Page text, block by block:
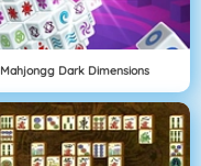
Mahjongg Dark Dimensions